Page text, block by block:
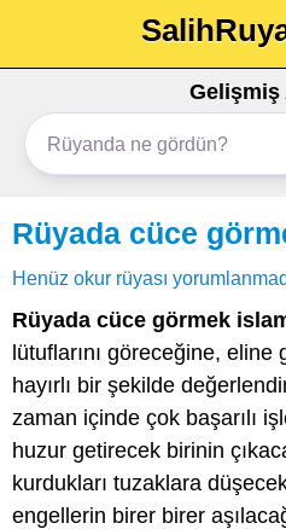
Gelişmiş
Rüyada cüce
Henüz okur rüyası
Rüyada cüce görmek
lütuflarını göreceğine, eline
hayırlı bir şekilde
zaman içinde çok başarılı
huzur getirecek birinin
kurdukları tuzaklara
engellerin birer birer